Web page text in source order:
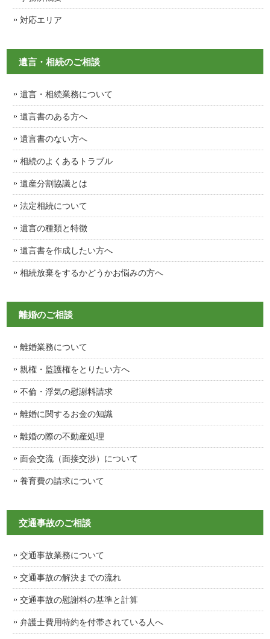
対応エリア
遺言・相続のご相談
遺言・相続業務について
遺言書のある方へ
遺言書のない方へ
相続のよくあるトラブル
遺産分割協議とは
法定相続について
遺言の種類と特徴
遺言書を作成したい方へ
相続放棄をするかどうかお悩みの方へ
離婚のご相談
離婚業務について
親権・監護権をとりたい方へ
不倫・浮気の慰謝料請求
離婚に関するお金の知識
離婚の際の不動産処理
面会交流（面接交渉）について
養育費の請求について
交通事故のご相談
交通事故業務について
交通事故の解決までの流れ
交通事故の慰謝料の基準と計算
弁護士費用特約を付帯されている人へ